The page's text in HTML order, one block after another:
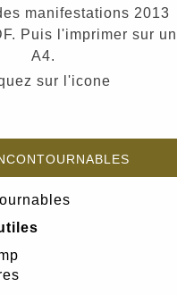
manifestations 2013
Puis l'imprimer sur un
A4.
sur l'icone